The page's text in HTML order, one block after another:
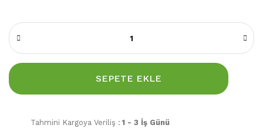
SEPETE EKLE
Tahmini Kargoya Veriliş : 1 - 3 İş Günü